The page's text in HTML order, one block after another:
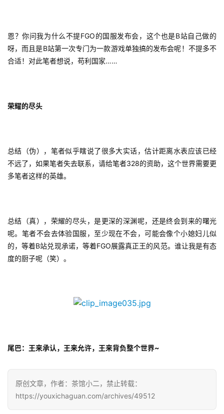
恩？你问我为什么不提FGO的国服发布会，这个也是B站自己做的
呀，而且是B站第一次专门为一款游戏单独搞的发布会呢！不提多不
合适！对此笔者想说，苟利国家……
荣耀的尽头
总结（伪），笔者似乎瞎说了很多大实话，估计距离水表应该已经
不远了，如果笔者失去联系，请给笔者328的资助，这个世界需要更
多笔者这样的英雄。
总结（真），荣耀的尽头，是更深的深渊呢，还是终会到来的曙光
呢。笔者不会去体验国服，至少现在不会，可能会像个小媳妇儿似
的，等着B站兑现承诺，等着FGO展露真正王的风范。谁让我是有态
度的厨子呢（笑）。
尾巴：王来承认，王来允许，王来背负整个世界~
原创文章，作者：茶馆小二，禁止转载：
https://youxichaguan.com/archives/49512